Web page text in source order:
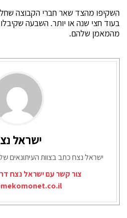
השקיפו מהצד שאר חברי הקבוצה
בעוד חצי שנה או יותר. השבעה
מהמאמן שלהם.
ישראל
ישראל נצח כתב בצוות העיתונאים
צור קשר עם ישראל נצח